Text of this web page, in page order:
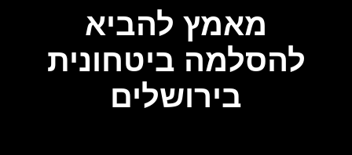
מאמץ להביא
להסלמה ביטחונית
בירושלים